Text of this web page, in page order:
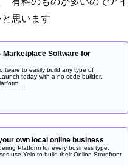
思います
Marketplace Software for
to easily build any type of
today with a no-code builder,
...
own local online business
Platform for every business type.
use Yelo to build their Online Storefront